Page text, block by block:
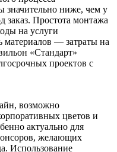
значительно ниже, чем у
Простота монтажа
на услуги
материалов — затраты на
«Стандарт»
проектов с
возможно
цветов и
актуально для
желающих
Использование